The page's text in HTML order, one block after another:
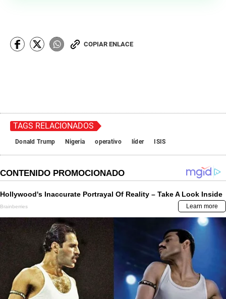
COPIAR ENLACE
TAGS RELACIONADOS
Donald Trump Nigeria operativo líder ISIS